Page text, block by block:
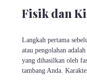
Fisik dan
Langkah pertama
atau pengolahan
yang dihasilkan oleh
tambang Anda.